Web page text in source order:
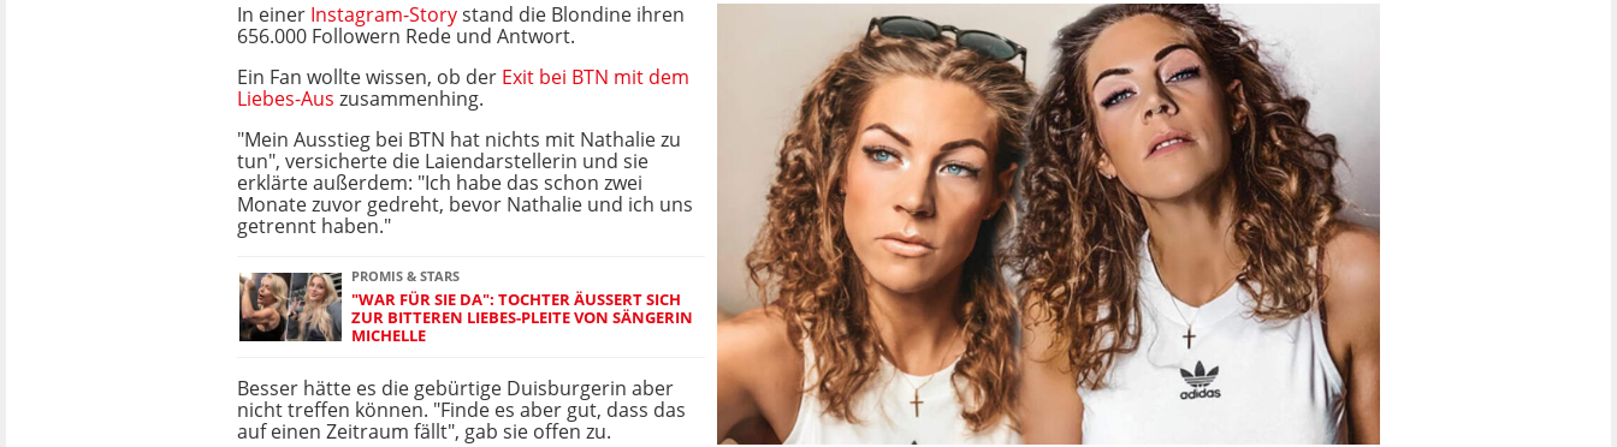
In einer Instagram-Storystand die Blondine ihren
656.000 Followern Rede und Antwort.
Ein Fan wollte wissen, ob der Exit bei BTN mit dem
Liebes-Aus zusammenhing.
"Mein Ausstieg bei BTN hat nichts mit Nathalie zu
tun", versicherte die Laiendarstellerin und sie
erklärte außerdem: "Ich habe das schon zwei
Monate zuvor gedreht, bevor Nathalie und ich uns
getrennt haben."
PROMIS & STARS
"WAR FÜR SIE DA": TOCHTER ÄUSSERT SICH Z
UR BITTEREN LIEBES-PLEITE VON SÄNGERIN M
ICHELLE
Besser hätte es die gebürtige Duisburgerin aber
nicht treffen können. "Finde es aber gut, dass das
auf einen Zeitraum fällt", gab sie offen zu.